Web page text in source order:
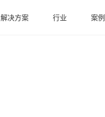
解决方案 行业 案例